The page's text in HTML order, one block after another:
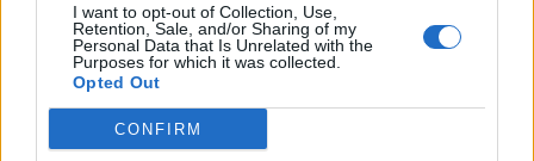
I want to opt-out of Collection, Use,
Retention, Sale, and/or Sharing of my
Personal Data that Is Unrelated with the
Purposes for which it was collected.
Opted Out
CONFIRM
https://www.fa­cebook.com/do­bryOtec/posts/prvé-
slová-pápeža-leva-xiv-pokoj-vám-všetkýmdrah­í-
bratia-a-sestry-toto-je-prvý-p/10928941895­35741/